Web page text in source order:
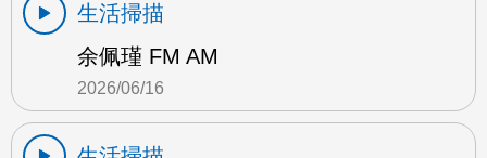
生活掃描
余佩瑾 FM AM
2026/06/16